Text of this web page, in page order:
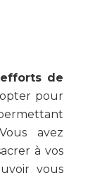
de
pour
avez
à vos
vous